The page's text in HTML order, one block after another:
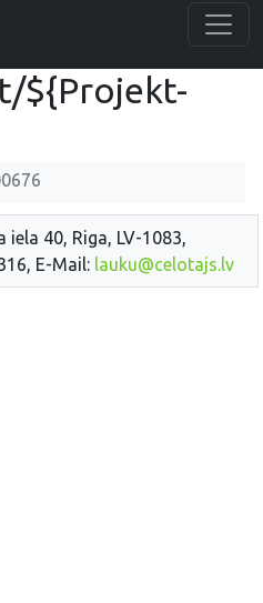
${Projekt-
40, Riga, LV-1083,
E-Mail: lauku@celotajs.lv